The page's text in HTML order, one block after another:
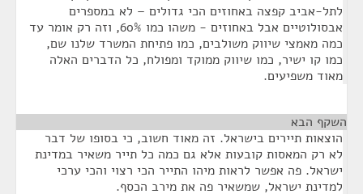
לתל-אביב קפצה באחוזים הכי גדולים – לא במספרים
אבסולוטיים אבל באחוזים - משהו כמו 60%, וזה רק אומר עד
כמה מאמצי שיווק משולבים, כמו פתיחת המשרד שלנו שם,
כמו קו ישיר, כמו שיווק ממוקד ומפולח, כל הדברים האלה
מאוד משפיעים.
השקף הבא
הוצאות תיירים בישראל. זה מאוד חשוב, כי בסופו של דבר
לא רק המאסות קובעות אלא גם כמה כל תייר משאיר במדינת
ישראל. פה אפשר לראות מיהו התייר הכי רצוי והכי ערכי
למדינת ישראל, שמשאיר פה את מירב הכסף.